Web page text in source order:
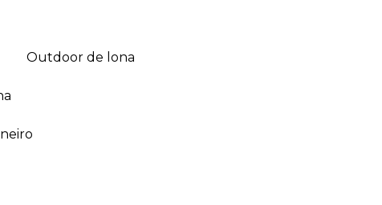
outdoor de lona